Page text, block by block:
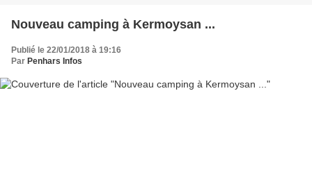
Nouveau camping à Kermoysan ...
Publié le 22/01/2018 à 19:16
Par Penhars Infos